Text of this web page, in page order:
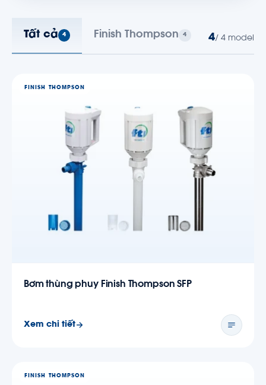
Tất cả 4 Finish Thompson 4 4/ 4 model
FINISH THOMPSON
Bơm thùng phuy Finish Thompson SFP
Xem chi tiết
FINISH THOMPSON